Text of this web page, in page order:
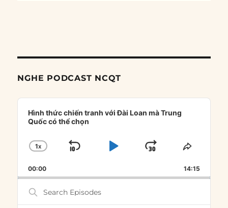
NGHE PODCAST NCQT
Audio
Player
Hình thức chiến tranh với Đài Loan mà Trung
Quốc có thể chọn
CHANGE
RATE
1X
SKIP
PLAYJUMP
FORWARD
SHARE
00:00 14:15
Search
Episodes